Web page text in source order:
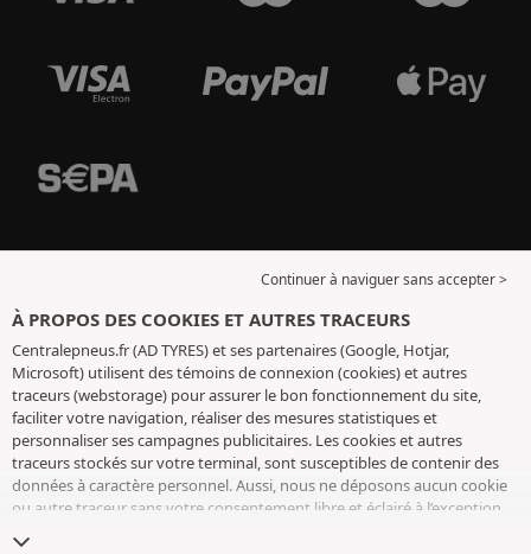
Continuer à naviguer sans accepter >
À PROPOS DES COOKIES ET AUTRES TRACEURS
Centralepneus.fr (AD TYRES) et ses partenaires (Google, Hotjar,
Microsoft) utilisent des témoins de connexion (cookies) et autres
traceurs (webstorage) pour assurer le bon fonctionnement du site,
faciliter votre navigation, réaliser des mesures statistiques et
personnaliser ses campagnes publicitaires. Les cookies et autres
traceurs stockés sur votre terminal, sont susceptibles de contenir des
données à caractère personnel. Aussi, nous ne déposons aucun cookie
ou autre traceur sans votre consentement libre et éclairé à l’exception